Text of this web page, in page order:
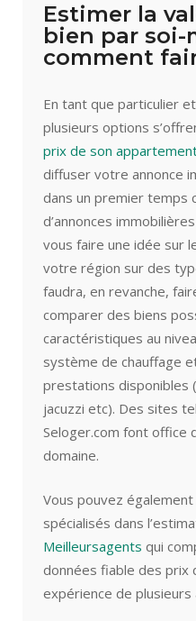
Estimer la
bien par soi-
comment
En tant que particulier
plusieurs options
prix de son
diffuser votre annonce
dans un premier temps
d’annonces
vous faire une idée sur
votre région sur des
faudra, en revanche,
comparer des biens
caractéristiques au
système de chauffage
prestations disponibles
jacuzzi etc). Des sites
Seloger.com font office
domaine.
Vous pouvez
spécialisés dans
Meilleursagents qui
données fiable des prix
expérience de plusieurs